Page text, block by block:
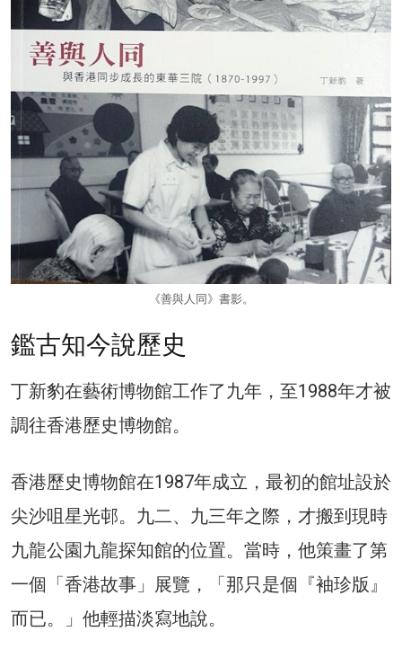
《善與人同》書影。
鑑古知今說歷史
丁新豹在藝術博物館工作了九年，至1988年才被
調往香港歷史博物館。
香港歷史博物館在1987年成立，最初的館址設於
尖沙咀星光邨。九二、九三年之際，才搬到現時
九龍公園九龍探知館的位置。當時，他策畫了第
一個「香港故事」展覽，「那只是個『袖珍版』
而已。」他輕描淡寫地說。